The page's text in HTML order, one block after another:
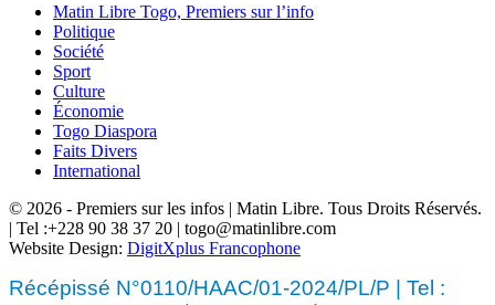
Matin Libre Togo, Premiers sur l’info
Politique
Société
Sport
Culture
Économie
Togo Diaspora
Faits Divers
International
© 2026 - Premiers sur les infos | Matin Libre. Tous Droits Réservés.
| Tel :+228 90 38 37 20 | togo@matinlibre.com
Website Design: DigitXplus Francophone
Récépissé N°0110/HAAC/01-2024/PL/P | Tel :